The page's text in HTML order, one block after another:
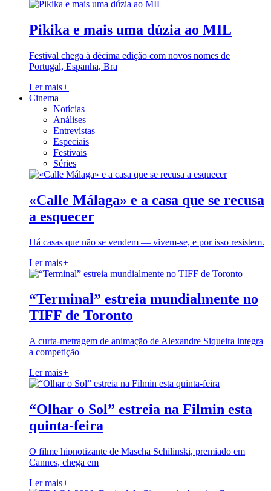
Pikika e mais uma dúzia ao MIL
Festival chega à décima edição com novos nomes de
Portugal, Espanha, Bra
Ler mais+
Cinema
Notícias
Análises
Entrevistas
Especiais
Festivais
Séries
«Calle Málaga» e a casa que se recusa
a esquecer
Há casas que não se vendem — vivem-se, e por isso resistem.
Ler mais+
“Terminal” estreia mundialmente no
TIFF de Toronto
A curta-metragem de animação de Alexandre Siqueira integra
a competição
Ler mais+
“Olhar o Sol” estreia na Filmin esta
quinta-feira
O filme hipnotizante de Mascha Schilinski, premiado em
Cannes, chega em
Ler mais+